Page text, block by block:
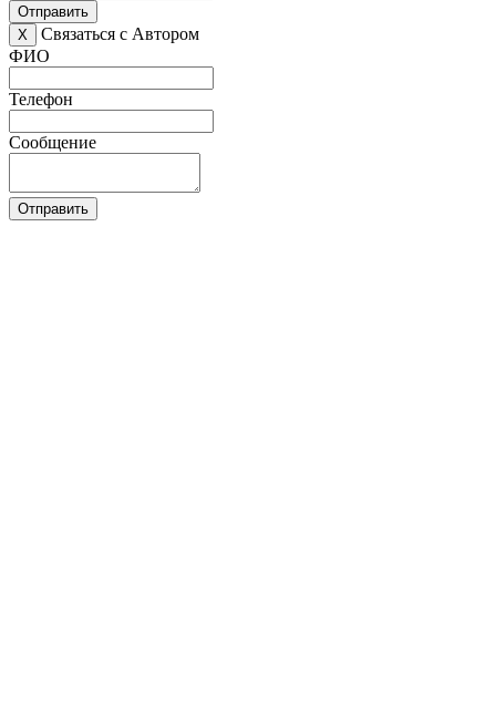
Отправить
X
Связаться с Автором
ФИО
Телефон
Сообщение
Отправить